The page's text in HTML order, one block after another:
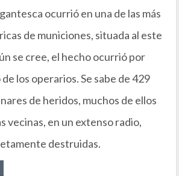
ocurrió en una de las más
de municiones, situada al este
se cree, el hecho ocurrió por
los operarios. Se sabe de 429
de heridos, muchos de ellos
vecinas, en un extenso radio,
destruidas.